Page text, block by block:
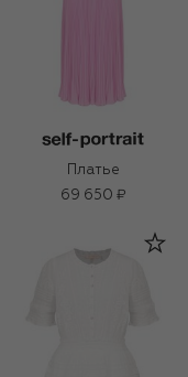
Платье
69 650 ₽